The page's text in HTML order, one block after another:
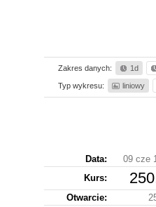
Zakres danych: 1d
Typ wykresu: liniowy
Data:
09 cze
Kurs:
Otwarcie: